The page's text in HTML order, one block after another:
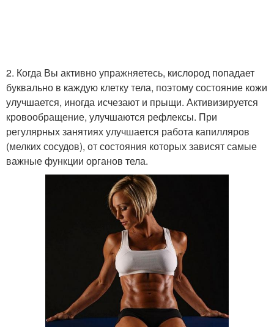
2. Когда Вы активно упражняетесь, кислород попадает
буквально в каждую клетку тела, поэтому состояние кожи
улучшается, иногда исчезают и прыщи. Активизируется
кровообращение, улучшаются рефлексы. При
регулярных занятиях улучшается работа капилляров
(мелких сосудов), от состояния которых зависят самые
важные функции органов тела.